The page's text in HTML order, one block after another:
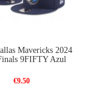
Mavericks 2024
9FIFTY Azul
€9.50